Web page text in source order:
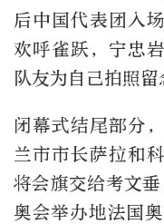
后中国代表团入
欢呼雀跃，宁忠
队友为自己拍照留
闭幕式结尾部分
兰市市长萨拉和
将会旗交给考文
奥会举办地法国